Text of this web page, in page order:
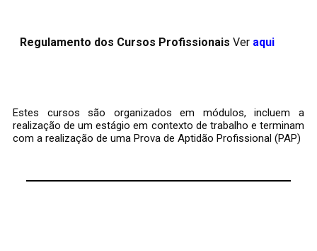
Regulamento dos Cursos Profissionais Ver aqui
Estes cursos são organizados em módulos, incluem a
realização de um estágio em contexto de trabalho e terminam
com a realização de uma Prova de Aptidão Profissional (PAP)